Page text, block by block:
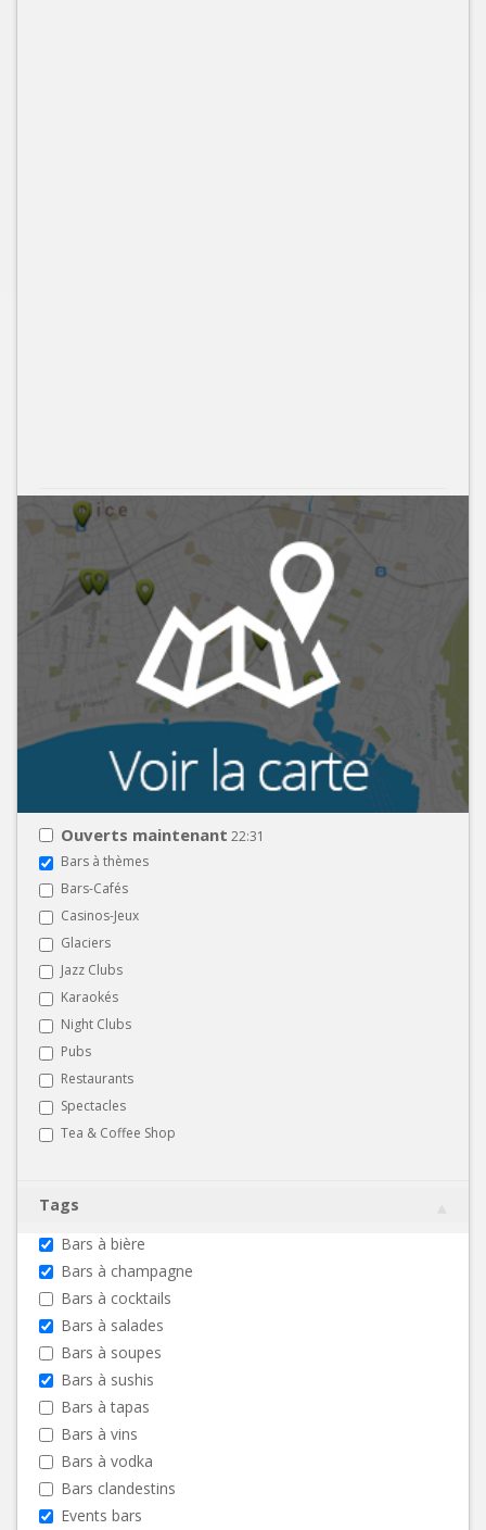
Ouverts maintenant 22:31
Bars à thèmes
Bars-Cafés
Casinos-Jeux
Glaciers
Jazz Clubs
Karaokés
Night Clubs
Pubs
Restaurants
Spectacles
Tea & Coffee Shop
Tags
Bars à bière
Bars à champagne
Bars à cocktails
Bars à salades
Bars à soupes
Bars à sushis
Bars à tapas
Bars à vins
Bars à vodka
Bars clandestins
Events bars